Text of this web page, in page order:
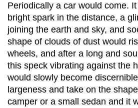
Periodically a car would come.
bright spark in the distance, a
joining the earth and sky, and
shape of clouds of dust would
wheels, and after a long and
this speck vibrating against the
would slowly become
largeness and take on the
camper or a small sedan and it